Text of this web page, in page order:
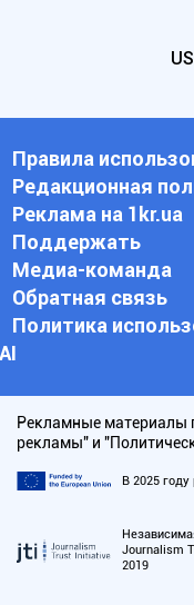
Правила
Редакционная
Реклама на 1kr.ua
Поддержать
Медиа-команда
Обратная связь
Политика
АI
Рекламные материалы
рекламы" и
В 2025
Journalism
2019